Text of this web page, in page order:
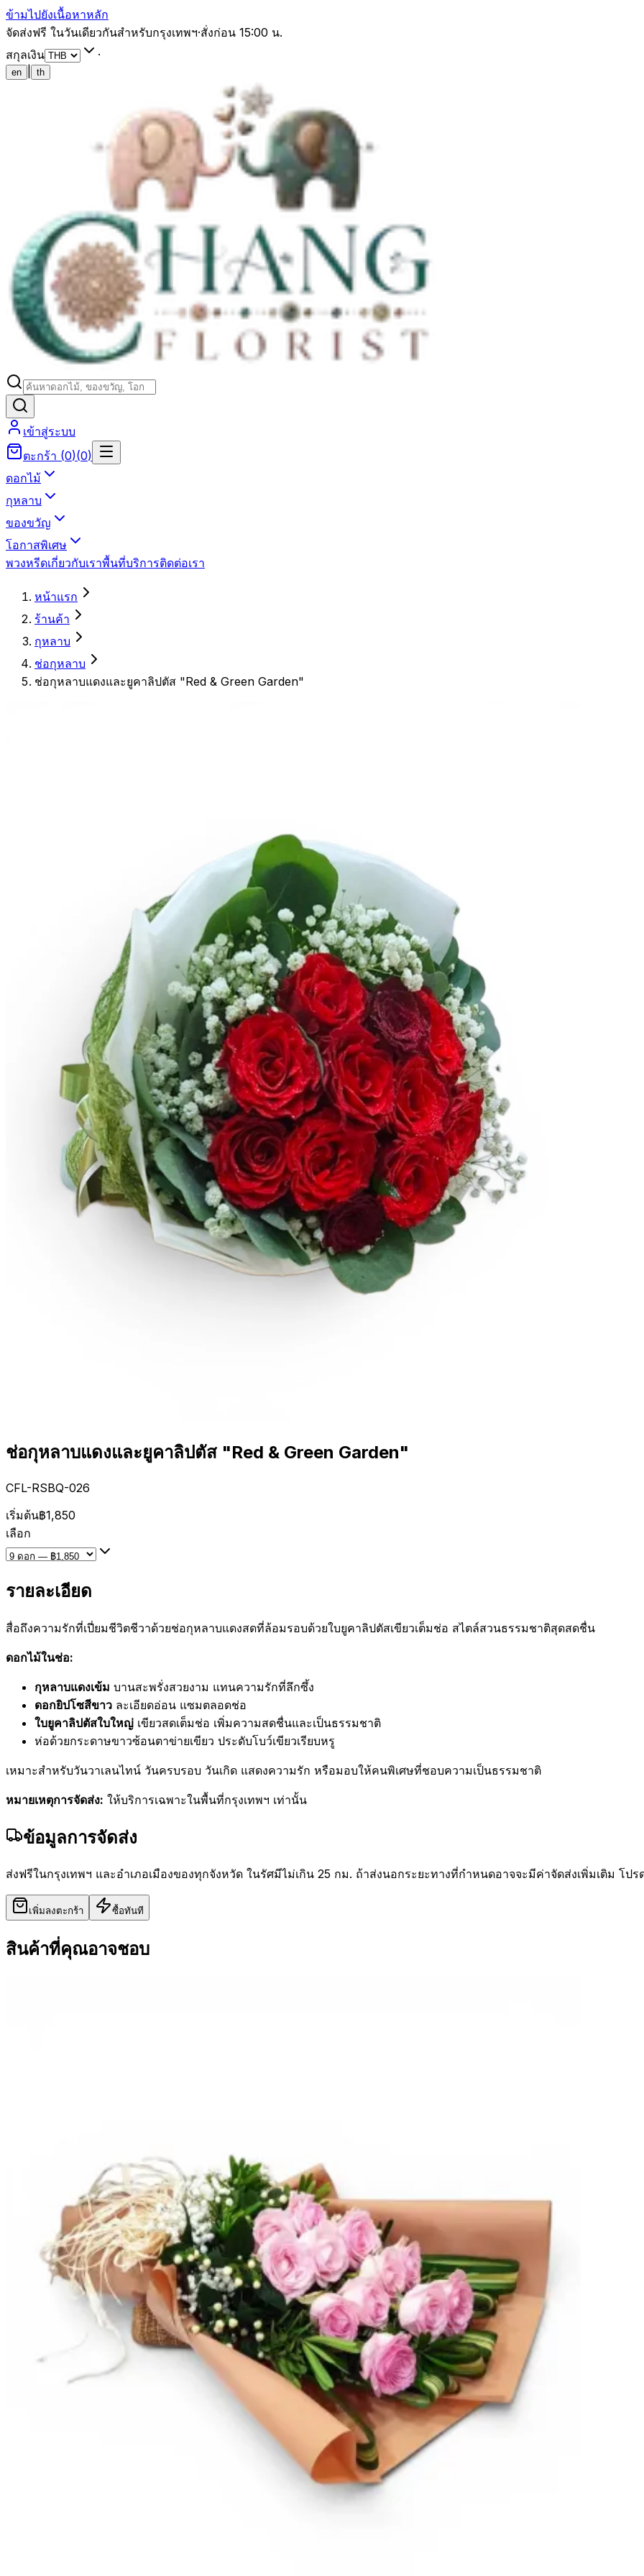
ข้ามไปยังเนื้อหาหลัก
จัดส่งฟรี ในวันเดียวกันสำหรับกรุงเทพฯ·สั่งก่อน 15:00 น.
สกุลเงิน
·
en th
เข้าสู่ระบบ
ตะกร้า (0)(0)
ดอกไม้
กุหลาบ
ของขวัญ
โอกาสพิเศษ
พวงหรีดเกี่ยวกับเราพื้นที่บริการติดต่อเรา
หน้าแรก
ร้านค้า
กุหลาบ
ช่อกุหลาบ
ช่อกุหลาบแดงและยูคาลิปตัส "Red & Green Garden"
ช่อกุหลาบแดงและยูคาลิปตัส "Red & Green Garden"
CFL-RSBQ-026
เริ่มต้น฿1,850
เลือก
รายละเอียด
สื่อถึงความรักที่เปี่ยมชีวิตชีวาด้วยช่อกุหลาบแดงสดที่ล้อมรอบด้วยใบยูคาลิปตัสเขียวเต็มช่อ สไตล์สวนธรรมชาติสุดสดชื่น
ดอกไม้ในช่อ:
กุหลาบแดงเข้ม บานสะพรั่งสวยงาม แทนความรักที่ลึกซึ้ง
ดอกยิปโซสีขาว ละเอียดอ่อน แซมตลอดช่อ
ใบยูคาลิปตัสใบใหญ่ เขียวสดเต็มช่อ เพิ่มความสดชื่นและเป็นธรรมชาติ
ห่อด้วยกระดาษขาวซ้อนตาข่ายเขียว ประดับโบว์เขียวเรียบหรู
เหมาะสำหรับวันวาเลนไทน์ วันครบรอบ วันเกิด แสดงความรัก หรือมอบให้คนพิเศษที่ชอบความเป็นธรรมชาติ
หมายเหตุการจัดส่ง: ให้บริการเฉพาะในพื้นที่กรุงเทพฯ เท่านั้น
ข้อมูลการจัดส่ง
ส่งฟรีในกรุงเทพฯ และอำเภอเมืองของทุกจังหวัด ในรัศมีไม่เกิน 25 กม. ถ้าส่งนอกระยะทางที่กำหนดอาจจะมีค่าจัดส่งเพิ่มเติม โปร
เพิ่มลงตะกร้า ซื้อทันที
สินค้าที่คุณอาจชอบ